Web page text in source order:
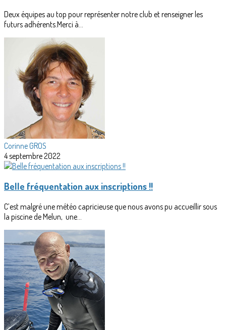
Deux équipes au top pour représenter notre club et renseigner les
futurs adhérents.Merci à...
Corinne GROS
4 septembre 2022
Belle fréquentation aux inscriptions !!
C’est malgré une météo capricieuse que nous avons pu accueillir sous
la piscine de Melun, une...